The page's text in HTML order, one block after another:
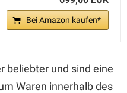
Bei Amazon kaufen*
beliebter und sind eine
Waren innerhalb des